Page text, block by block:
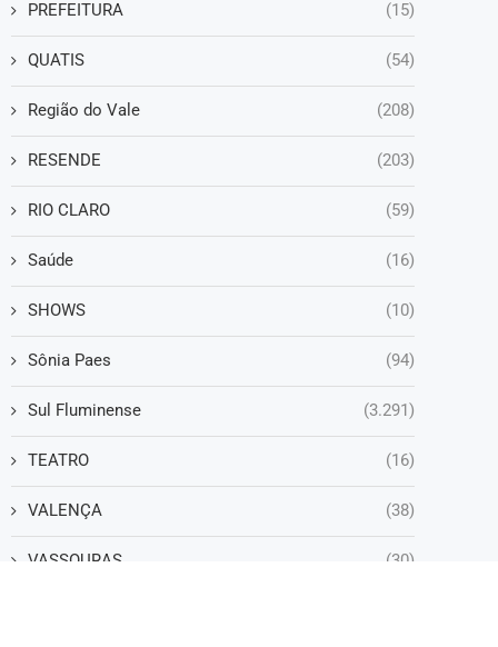
PREFEITURA (15)
QUATIS (54)
Região do Vale (208)
RESENDE (203)
RIO CLARO (59)
Saúde (16)
SHOWS (10)
Sônia Paes (94)
Sul Fluminense (3.291)
TEATRO (16)
VALENÇA (38)
VASSOURAS (30)